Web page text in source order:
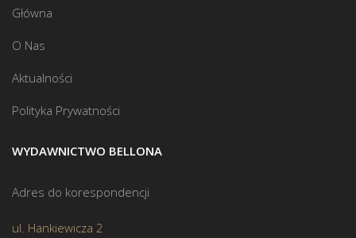
Główna
O Nas
Aktualności
Polityka Prywatności
WYDAWNICTWO BELLONA
Adres do korespondencji
ul. Hankiewicza 2